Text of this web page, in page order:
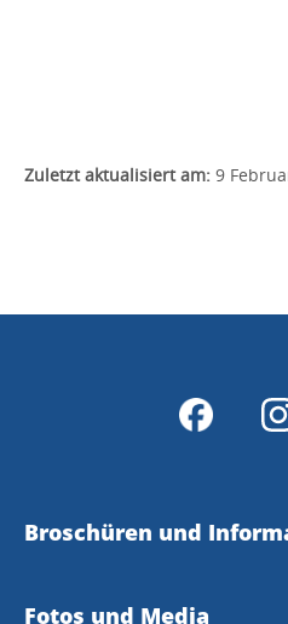
Zuletzt aktualisiert am: 9
Broschüren und
City guide
Fotos und Media